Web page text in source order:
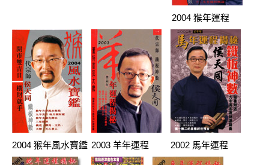
2004 猴年運程
2004 猴年風水寶鑑 2003 羊年運程 2002 馬年運程